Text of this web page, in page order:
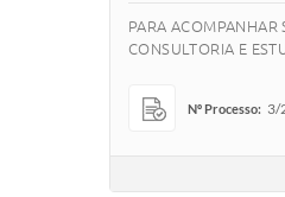
PARA ACOMPANHAR
CONSULTORIA E
Nº Processo: 3/